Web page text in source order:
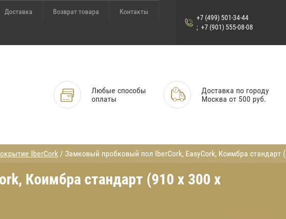
Доставка Возврат товара Контакты
+7 (499) 501-34-44
+7 (901) 555-08-08
Любые способы
оплаты
Доставка по городу
Москва от 500 руб.
IberCork / Замковый пробковый пол IberCork, EasyCork, Коимбра стандарт
Коимбра стандарт (910 х 300 х